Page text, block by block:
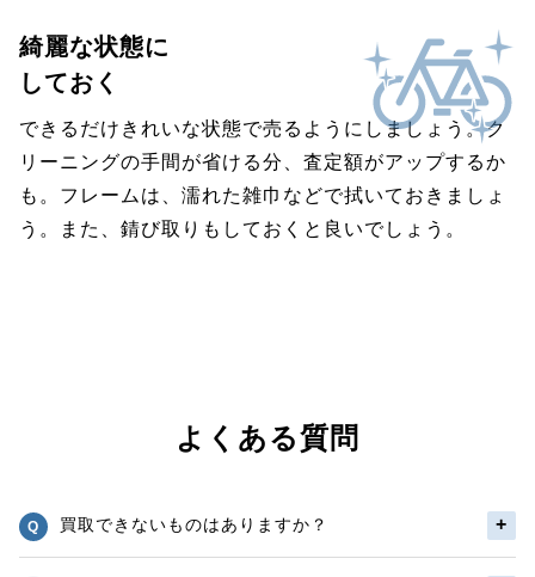
綺麗な状態に
しておく
できるだけきれいな状態で売るようにしましょう。ク
リーニングの手間が省ける分、査定額がアップするか
も。フレームは、濡れた雑巾などで拭いておきましょ
う。また、錆び取りもしておくと良いでしょう。
よくある質問
買取できないものはありますか？